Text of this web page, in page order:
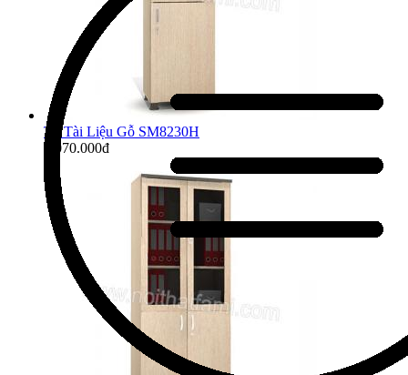
Tủ Tài Liệu Gỗ SM8230H
2.070.000đ